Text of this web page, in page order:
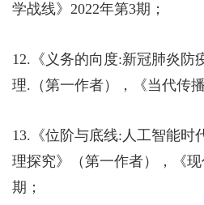
学战线》 2022年第3期；
12. 《义务的向度:新冠肺炎防
理. （第一作者），《当代传播
13. 《位阶与底线: 人工智能时
理探究》（第一作者），《现
期；